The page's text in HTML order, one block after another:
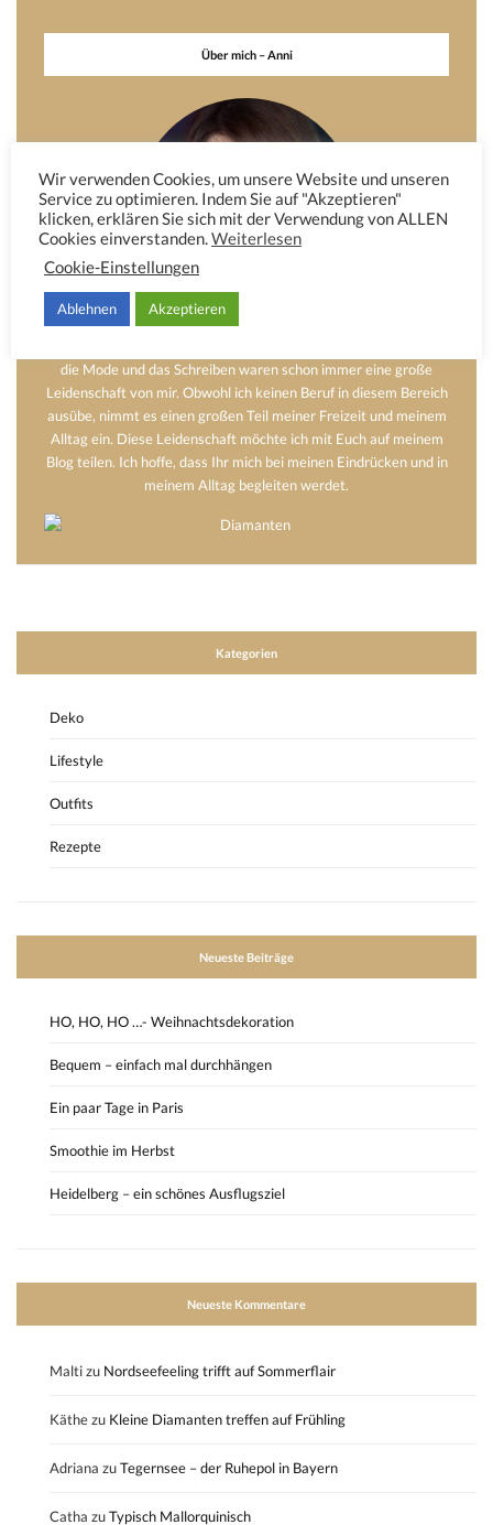
Über mich – Anni
die Mode und das Schreiben waren schon immer eine große
Leidenschaft von mir. Obwohl ich keinen Beruf in diesem Bereich
ausübe, nimmt es einen großen Teil meiner Freizeit und meinem
Alltag ein. Diese Leidenschaft möchte ich mit Euch auf meinem
Blog teilen. Ich hoffe, dass Ihr mich bei meinen Eindrücken und in
meinem Alltag begleiten werdet.
Kategorien
Deko
Lifestyle
Outfits
Rezepte
Neueste Beiträge
HO, HO, HO …- Weihnachtsdekoration
Bequem – einfach mal durchhängen
Ein paar Tage in Paris
Smoothie im Herbst
Heidelberg – ein schönes Ausflugsziel
Neueste Kommentare
Maltizu Nordseefeeling trifft auf Sommerflair
Käthezu Kleine Diamanten treffen auf Frühling
Adriana zuTegernsee – der Ruhepol in Bayern
Catha zuTypisch Mallorquinisch
Wir verwenden Cookies, um unsere Website und unseren
Service zu optimieren. Indem Sie auf "Akzeptieren"
klicken, erklären Sie sich mit der Verwendung von ALLEN
Cookies einverstanden.Weiterlesen
Cookie-Einstellungen
Ablehnen Akzeptieren